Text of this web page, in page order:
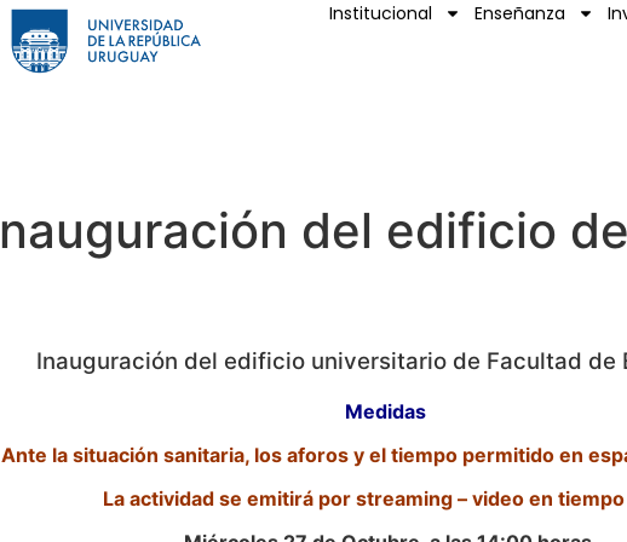
Institucional Enseñanza
del edificio
Inauguración del edificio universitario de Facultad de
Medidas
Ante la situación sanitaria, los aforos y el tiempo permitido en
La actividad se emitirá por streaming – video en